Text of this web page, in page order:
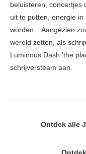
beluisteren, concertjes
uit te putten, energie
worden... Aangezien
wereld zetten, als
Luminous Dash 'the
schrijversteam aan.
Ontdek alle